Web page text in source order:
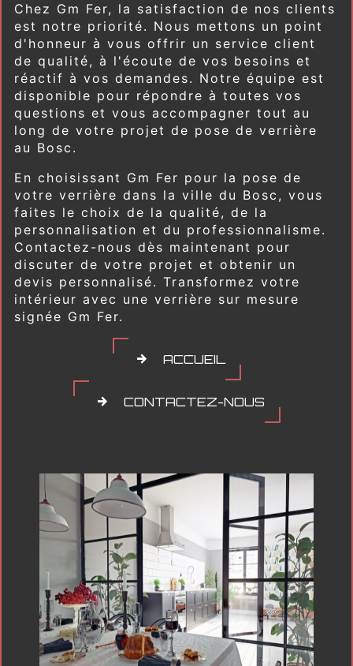
Chez Gm Fer, la satisfaction de nos clients
est notre priorité. Nous mettons un point
d'honneur à vous offrir un service client
de qualité, à l'écoute de vos besoins et
réactif à vos demandes. Notre équipe est
disponible pour répondre à toutes vos
questions et vous accompagner tout au
long de votre projet de pose de verrière
au Bosc.
En choisissant Gm Fer pour la pose de
votre verrière dans la ville du Bosc, vous
faites le choix de la qualité, de la
personnalisation et du professionnalisme.
Contactez-nous dès maintenant pour
discuter de votre projet et obtenir un
devis personnalisé. Transformez votre
intérieur avec une verrière sur mesure
signée Gm Fer.
ACCUEIL
CONTACTEZ-NOUS